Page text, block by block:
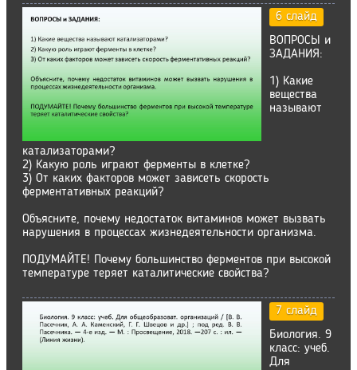
6 слайд
ВОПРОСЫ и
ЗАДАНИЯ:
1) Какие
вещества
называют
катализаторами?
2) Какую роль играют ферменты в клетке?
3) От каких факторов может зависеть скорость
ферментативных реакций?
Объясните, почему недостаток витаминов может вызвать
нарушения в процессах жизнедеятельности организма.
ПОДУМАЙТЕ! Почему большинство ферментов при высокой
температуре теряет каталитические свойства?
7 слайд
Биология. 9
класс: учеб.
Для